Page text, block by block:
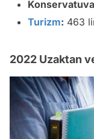
Turizm: 463
2022 Uzaktan